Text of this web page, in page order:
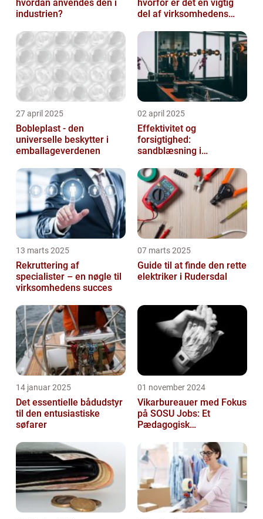
hvordan anvendes den i
industrien?
hvorfor er det en vigtig
del af virksomhedens
27 april 2025
Bobleplast - den
universelle beskytter i
emballageverdenen
02 april 2025
Effektivitet og
forsigtighed:
sandblæsning i
13 marts 2025
Rekruttering af
specialister – en nøgle til
virksomhedens succes
07 marts 2025
Guide til at finde den rette
elektriker i Rudersdal
14 januar 2025
Det essentielle bådudstyr
til den entusiastiske
søfarer
01 november 2024
Vikarbureauer med Fokus
på SOSU Jobs: Et
Pædagogisk